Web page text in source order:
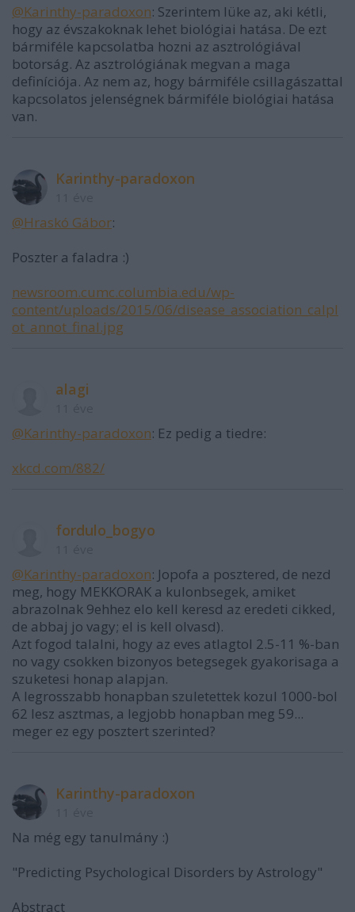
@Karinthy-paradoxon: Szerintem lüke az, aki kétli,
hogy az évszakoknak lehet biológiai hatása. De ezt
bármiféle kapcsolatba hozni az asztrológiával
botorság. Az asztrológiának megvan a maga
definíciója. Az nem az, hogy bármiféle csillagászattal
kapcsolatos jelenségnek bármiféle biológiai hatása
van.
Karinthy-paradoxon
@Hraskó Gábor:
Poszter a faladra :)
newsroom.cumc.columbia.edu/wp-
content/uploads/2015/06/disease_association_calpl
ot_annot_final.jpg
alagi
@Karinthy-paradoxon: Ez pedig a tiedre:
xkcd.com/882/
fordulo_bogyo
@Karinthy-paradoxon: Jopofa a posztered, de nezd
meg, hogy MEKKORAK a kulonbsegek, amiket
abrazolnak 9ehhez elo kell keresd az eredeti cikked,
de abbaj jo vagy; el is kell olvasd).
Azt fogod talalni, hogy az eves atlagtol 2.5-11 %-ban
no vagy csokken bizonyos betegsegek gyakorisaga a
szuketesi honap alapjan.
A legrosszabb honapban szuletettek kozul 1000-bol
62 lesz asztmas, a legjobb honapban meg 59...
meger ez egy posztert szerinted?
Karinthy-paradoxon
Na még egy tanulmány :)
"Predicting Psychological Disorders by Astrology"
Abstract